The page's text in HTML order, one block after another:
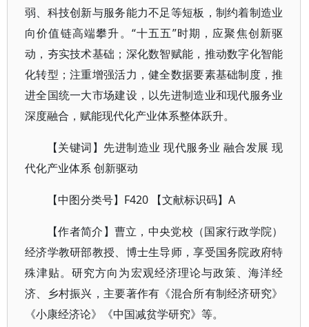
弱、科技创新与服务能力不足等短板，制约着制造业
向价值链高端攀升。“十五五”时期，应聚焦创新驱
动，夯实技术基础；深化数智赋能，推动数字化智能
化转型；注重增强活力，健全数据要素基础制度，推
进全国统一大市场建设，以先进制造业和现代服务业
深度融合，赋能现代化产业体系整体跃升。
【关键词】先进制造业 现代服务业 融合发展 现
代化产业体系 创新驱动
【中图分类号】F420 【文献标识码】A
【作者简介】曹立，中央党校（国家行政学院）
经济学教研部教授、博士生导师，享受国务院政府特
殊津贴。研究方向为宏观经济理论与政策、海洋经
济、乡村振兴，主要著作有《混合所有制经济研究》
《小康经济论》《中国减贫学研究》等。